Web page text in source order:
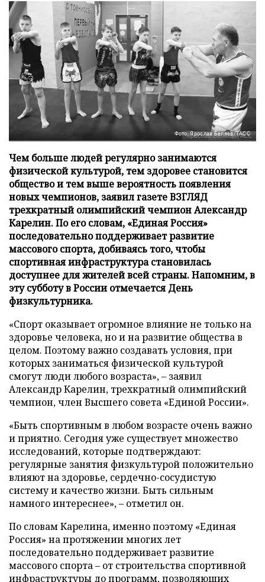
Фото: Ярослав Беляев/ТАСС
Чем больше людей регулярно занимаются
физической культурой, тем здоровее становится
общество и тем выше вероятность появления
новых чемпионов, заявил газете ВЗГЛЯД
трехкратный олимпийский чемпион Александр
Карелин. По его словам, «Единая Россия»
последовательно поддерживает развитие
массового спорта, добиваясь того, чтобы
спортивная инфраструктура становилась
доступнее для жителей всей страны. Напомним, в
эту субботу в России отмечается День
физкультурника.
«Спорт оказывает огромное влияние не только на
здоровье человека, но и на развитие общества в
целом. Поэтому важно создавать условия, при
которых заниматься физической культурой
смогут люди любого возраста», – заявил
Александр Карелин, трехкратный олимпийский
чемпион, член Высшего совета «Единой России».
«Быть спортивным в любом возрасте очень важно
и приятно. Сегодня уже существует множество
исследований, которые подтверждают:
регулярные занятия физкультурой положительно
влияют на здоровье, сердечно-сосудистую
систему и качество жизни. Быть сильным
намного интереснее», – отметил он.
По словам Карелина, именно поэтому «Единая
Россия» на протяжении многих лет
последовательно поддерживает развитие
массового спорта – от строительства спортивной
инфраструктуры до программ, позволяющих